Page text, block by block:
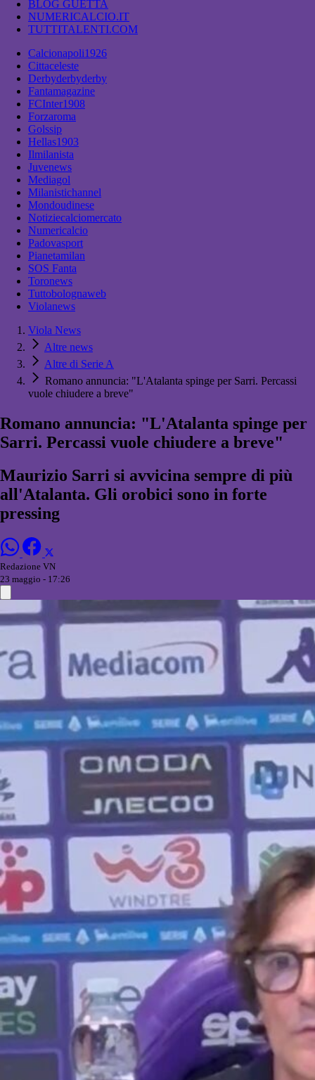
BLOG GUETTA
NUMERICALCIO.IT
TUTTITALENTI.COM
Calcionapoli1926
Cittaceleste
Derbyderbyderby
Fantamagazine
FCInter1908
Forzaroma
Golssip
Hellas1903
Ilmilanista
Juvenews
Mediagol
Milanistichannel
Mondoudinese
Notiziecalciomercato
Numericalcio
Padovasport
Pianetamilan
SOS Fanta
Toronews
Tuttobolognaweb
Violanews
Viola News
Altre news
Altre di Serie A
Romano annuncia: "L'Atalanta spinge per Sarri. Percassi
vuole chiudere a breve"
Romano annuncia: "L'Atalanta spinge per
Sarri. Percassi vuole chiudere a breve"
Maurizio Sarri si avvicina sempre di più
all'Atalanta. Gli orobici sono in forte
pressing
Redazione VN
23 maggio - 17:26